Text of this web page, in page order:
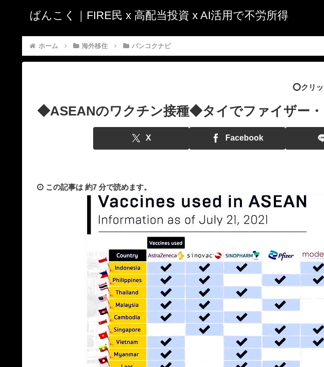
ばんこく｜FIRE民 x 高配当投資 x AI活用で不労所得
ホーム 海外移住 バンコクナビ
⭕️クリ
◆ASEANのワクチン接種◆タイでファイザー
X Facebook
この記事は 約7 分で読めます。